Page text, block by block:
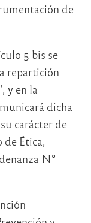
de
5 bis se
repartición
y en la
dicha
carácter de
Ética,
N°